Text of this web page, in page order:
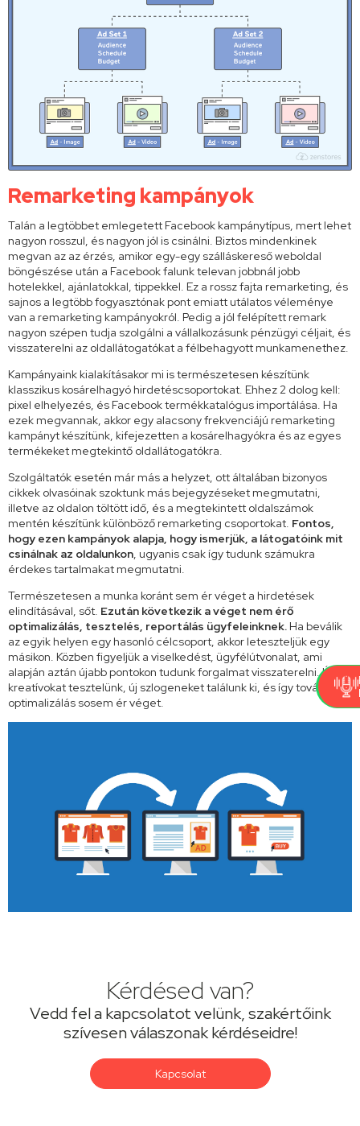
Remarketing kampányok
Talán a legtöbbet emlegetett Facebook kampánytípus, mert lehet
nagyon rosszul, és nagyon jól is csinálni. Biztos mindenkinek
megvan az az érzés, amikor egy-egy szálláskereső weboldal
böngészése után a Facebook falunk televan jobbnál jobb
hotelekkel, ajánlatokkal, tippekkel. Ez a rossz fajta remarketing, és
sajnos a legtöbb fogyasztónak pont emiatt utálatos véleménye
van a remarketing kampányokról. Pedig a jól felépített remark
nagyon szépen tudja szolgálni a vállalkozásunk pénzügyi céljait, és
visszaterelni az oldallátogatókat a félbehagyott munkamenethez.
Kampányaink kialakításakor mi is természetesen készítünk
klasszikus kosárelhagyó hirdetéscsoportokat. Ehhez 2 dolog kell:
pixel elhelyezés, és Facebook termékkatalógus importálása. Ha
ezek megvannak, akkor egy alacsony frekvenciájú remarketing
kampányt készítünk, kifejezetten a kosárelhagyókra és az egyes
termékeket megtekintő oldallátogatókra.
Szolgáltatók esetén már más a helyzet, ott általában bizonyos
cikkek olvasóinak szoktunk más bejegyzéseket megmutatni,
illetve az oldalon töltött idő, és a megtekintett oldalszámok
mentén készítünk különböző remarketing csoportokat. Fontos,
hogy ezen kampányok alapja, hogy ismerjük, a látogatóink mit
csinálnak az oldalunkon, ugyanis csak így tudunk számukra
érdekes tartalmakat megmutatni.
Természetesen a munka koránt sem ér véget a hirdetések
elindításával, sőt. Ezután következik a véget nem érő
optimalizálás, tesztelés, reportálás ügyfeleinknek. Ha beválik
az egyik helyen egy hasonló célcsoport, akkor leteszteljük egy
másikon. Közben figyeljük a viselkedést, ügyfélútvonalat, ami
alapján aztán újabb pontokon tudunk forgalmat visszaterelni. Új
kreatívokat tesztelünk, új szlogeneket találunk ki, és így tovább. Az
optimalizálás sosem ér véget.
Kérdésed van?
Vedd fel a kapcsolatot velünk, szakértőink
szívesen válaszonak kérdéseidre!
Kapcsolat